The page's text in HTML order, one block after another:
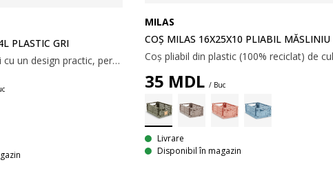
PLASTIC GRI
Coș gri de 1,4 litri cu un design practic, perforat. Ideal pentru depozitarea diverselor obiecte mici. Coșul este fabricat din plastic (100% reciclat), ușor de curățat. 13x17x8 cm
MILAS
COȘ MILAS 16X25X10 PLIABIL MĂSLINIU
35 MDL / Buc
Livrare
Disponibil în magazin